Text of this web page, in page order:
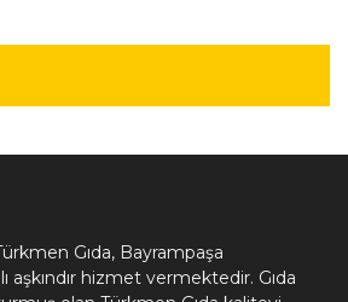
Gıda, Bayrampaşa
aşkındır hizmet vermektedir. Gıda